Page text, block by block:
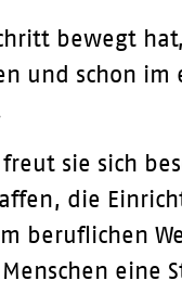
bewegt
und schon im
sie sich
die
beruflichen
eine